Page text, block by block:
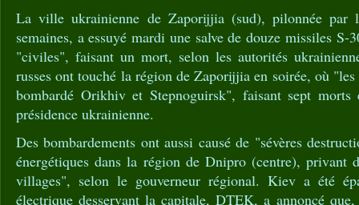
La ville ukrainienne de Zaporijjia (sud), pilonnée par
semaines, a essuyé mardi une salve de douze missiles S-
"civiles", faisant un mort, selon les autorités
russes ont touché la région de Zaporijjia en soirée, où
bombardé Orikhiv et Stepnoguirsk", faisant sept morts
présidence ukrainienne.
Des bombardements ont aussi causé de "sévères
énergétiques dans la région de Dnipro (centre), privant
villages", selon le gouverneur régional. Kiev a été
électrique desservant la capitale, DTEK, a annoncé